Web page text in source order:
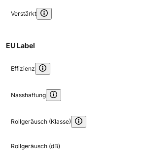
Verstärkt
EU Label
Effizienz
Nasshaftung
Rollgeräusch (Klasse)
Rollgeräusch (dB)